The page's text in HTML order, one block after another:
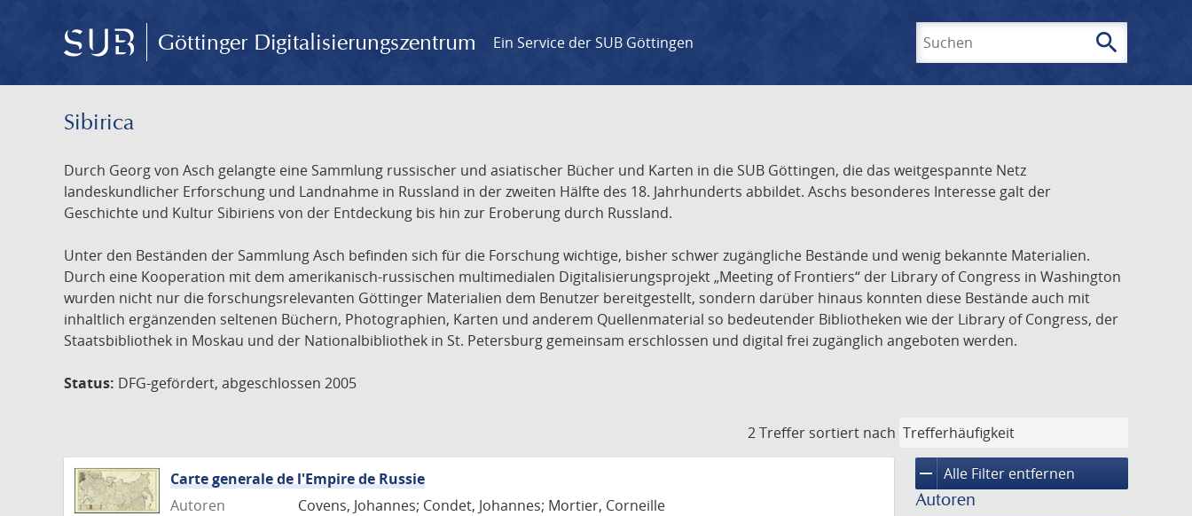
Göttinger Digitalisierungszentrum Ein Service der SUB Göttingen search
Sibirica
Durch Georg von Asch gelangte eine Sammlung russischer und asiatischer Bücher und Karten in die SUB Göttingen, die das weitgespannte Netz
landeskundlicher Erforschung und Landnahme in Russland in der zweiten Hälfte des 18. Jahrhunderts abbildet. Aschs besonderes Interesse galt der
Geschichte und Kultur Sibiriens von der Entdeckung bis hin zur Eroberung durch Russland.
Unter den Beständen der Sammlung Asch befinden sich für die Forschung wichtige, bisher schwer zugängliche Bestände und wenig bekannte Materialien.
Durch eine Kooperation mit dem amerikanisch-russischen multimedialen Digitalisierungsprojekt „Meeting of Frontiers“ der Library of Congress in Washington
wurden nicht nur die forschungsrelevanten Göttinger Materialien dem Benutzer bereitgestellt, sondern darüber hinaus konnten diese Bestände auch mit
inhaltlich ergänzenden seltenen Büchern, Photographien, Karten und anderem Quellenmaterial so bedeutender Bibliotheken wie der Library of Congress, der
Staatsbibliothek in Moskau und der Nationalbibliothek in St. Petersburg gemeinsam erschlossen und digital frei zugänglich angeboten werden.
Status: DFG-gefördert, abgeschlossen 2005
2 Treffer sortiert nach
remove Alle Filter entfernen
Autoren
Carte generale de l'Empire de Russie
Autoren
Covens, Johannes; Condet, Johannes; Mortier, Corneille